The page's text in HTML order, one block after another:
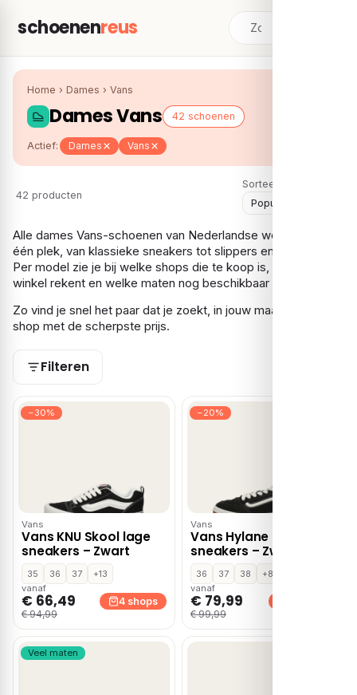
schoenenreus
Home › Dames › Vans
Dames Vans 42 schoenen
Actief: Dames Vans
42 producten
Sorteer:
Alle dames Vans-schoenen van Nederlandse webshops op
één plek, van klassieke sneakers tot slippers en instappers.
Per model zie je bij welke shops die te koop is, wat elke
winkel rekent en welke maten nog beschikbaar zijn.
Zo vind je snel het paar dat je zoekt, in jouw maat, bij de
shop met de scherpste prijs.
Filteren
−30%
Vans
Vans KNU Skool lage
sneakers – Zwart
35 36 37
+13
vanaf
€ 66,49
€ 94,99
4 shops
−20%
Vans
Vans Hylane lage
sneakers – Zwart
36 37 38
+8
vanaf
€ 79,99
€ 99,99
Veel maten